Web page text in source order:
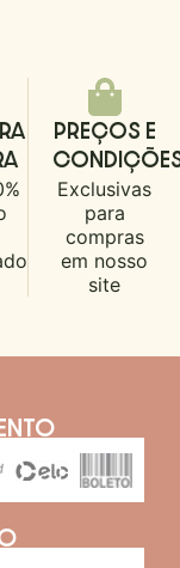
PREÇOS E
Exclusivas
para
compras
em nosso
site